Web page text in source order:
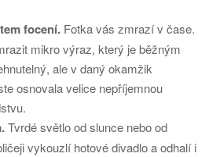
focení. Fotka vás zmrazí v čase.
mikro výraz, který je běžným
ale v daný okamžik
osnovala velice nepříjemnou
Tvrdé světlo od slunce nebo od
vykouzlí hotové divadlo a odhalí i